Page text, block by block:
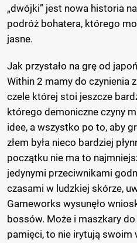
„dwójki” jest nowa historia
podróż bohatera, którego
jasne.
Jak przystało na grę od
Within 2 mamy do czynienia
czele której stoi jeszcze
którego demoniczne czyny
idee, a wszystko po to, aby
złem była nieco bardziej
początku nie ma to
jedynymi przeciwnikami
czasami w ludzkiej skórze,
Gameworks wysunęło
bossów. Może i maszkary
pamięci, to nie irytują swoim